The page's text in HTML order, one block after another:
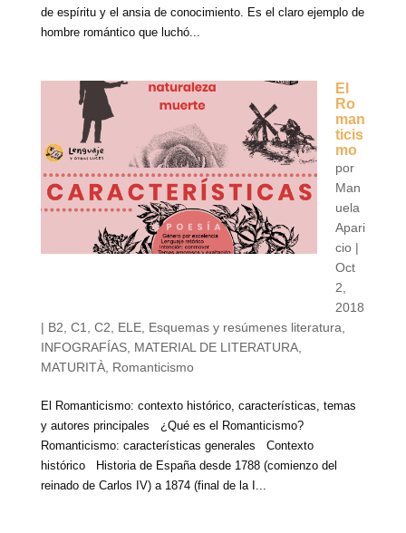
de espíritu y el ansia de conocimiento. Es el claro ejemplo de
hombre romántico que luchó...
El
Ro
man
ticis
mo
por
Man
uela
Apari
cio|
Oct
2,
2018
| B2 C1 C2 ELE, Esquemas y resúmenes literatura
INFOGRAFÍAS, MATERIAL DE LITERATURA,
MATURITÀ, Romanticismo
El Romanticismo: contexto histórico, características, temas
y autores principales ¿Qué es el Romanticismo?
Romanticismo: características generales Contexto
histórico Historia de España desde 1788 (comienzo del
reinado de Carlos IV) a 1874 (final de la I...